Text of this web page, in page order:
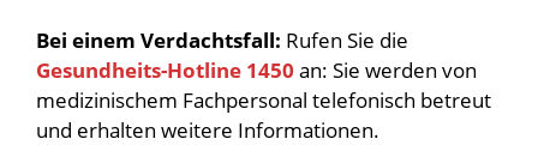
Bei einem Verdachtsfall: Rufen Sie die
Gesundheits-Hotline 1450 an: Sie werden von
medizinischem Fachpersonal telefonisch betreut
und erhalten weitere Informationen.